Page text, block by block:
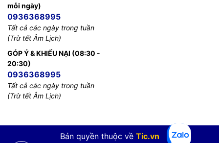
mỗi ngày)
0936368995
Tất cả các ngày trong tuần
(Trừ tết Âm Lịch)
GÓP Ý & KHIẾU NẠI (08:30 -
20:30)
0936368995
Tất cả các ngày trong tuần
(Trừ tết Âm Lịch)
Bản quyền thuộc về Tic.vn